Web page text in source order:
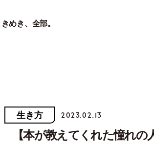
めき、全部。
生き方 2023.02.13
【本が教えてくれた憧れの